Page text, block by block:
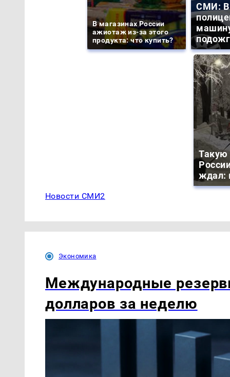
В магазинах России
ажиотаж из-за этого
продукта: что купить?
СМИ: В
Такую
ждал:
Новости СМИ2
Экономика
Международные
долларов за неделю